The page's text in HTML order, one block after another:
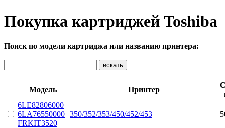
Покупка картриджей Toshiba
Поиск по модели картриджа или названию принтера:
Модель Принтер
6LE82806000
6LA76550000
FRKIT3520
350/352/353/450/452/453